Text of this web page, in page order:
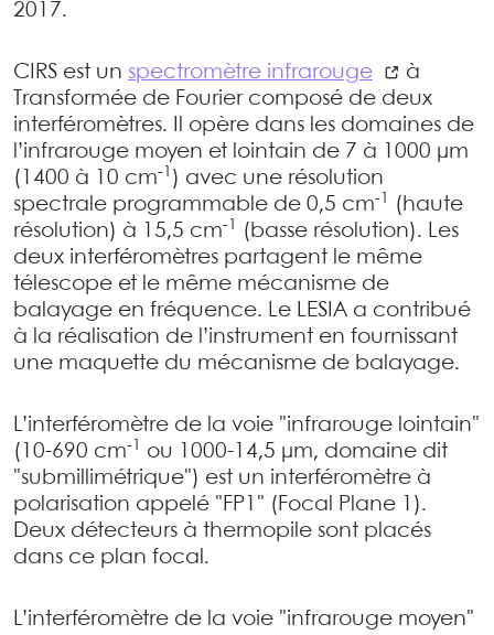
2017.
CIRS est un spectromètre infrarouge
à
Transformée de Fourier composé de deux
interféromètres. Il opère dans les domaines de
l’infrarouge moyen et lointain de 7 à 1000 μm
(1400 à 10 cm-1 ) avec une résolution
spectrale programmable de 0,5 cm-1
(haute
résolution) à 15,5 cm-1
(basse résolution). Les
deux interféromètres partagent le même
télescope et le même mécanisme de
balayage en fréquence. Le LESIA a contribué
à la réalisation de l’instrument en fournissant
une maquette du mécanisme de balayage.
L’interféromètre de la voie "infrarouge lointain"
(10-690 cm-1
ou 1000-14,5 μm, domaine dit
"submillimétrique") est un interféromètre à
polarisation appelé "FP1" (Focal Plane 1).
Deux détecteurs à thermopile sont placés
dans ce plan focal.
L’interféromètre de la voie "infrarouge moyen"